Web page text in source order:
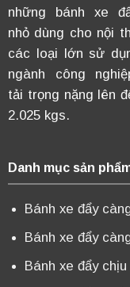
những bánh xe
nhỏ dùng cho nội
các loại lớn sử
ngành công
tải trọng nặng lên
2.025 kgs.
Danh mục sản
Bánh xe đẩy
Bánh xe đẩy
Bánh xe đẩy chịu